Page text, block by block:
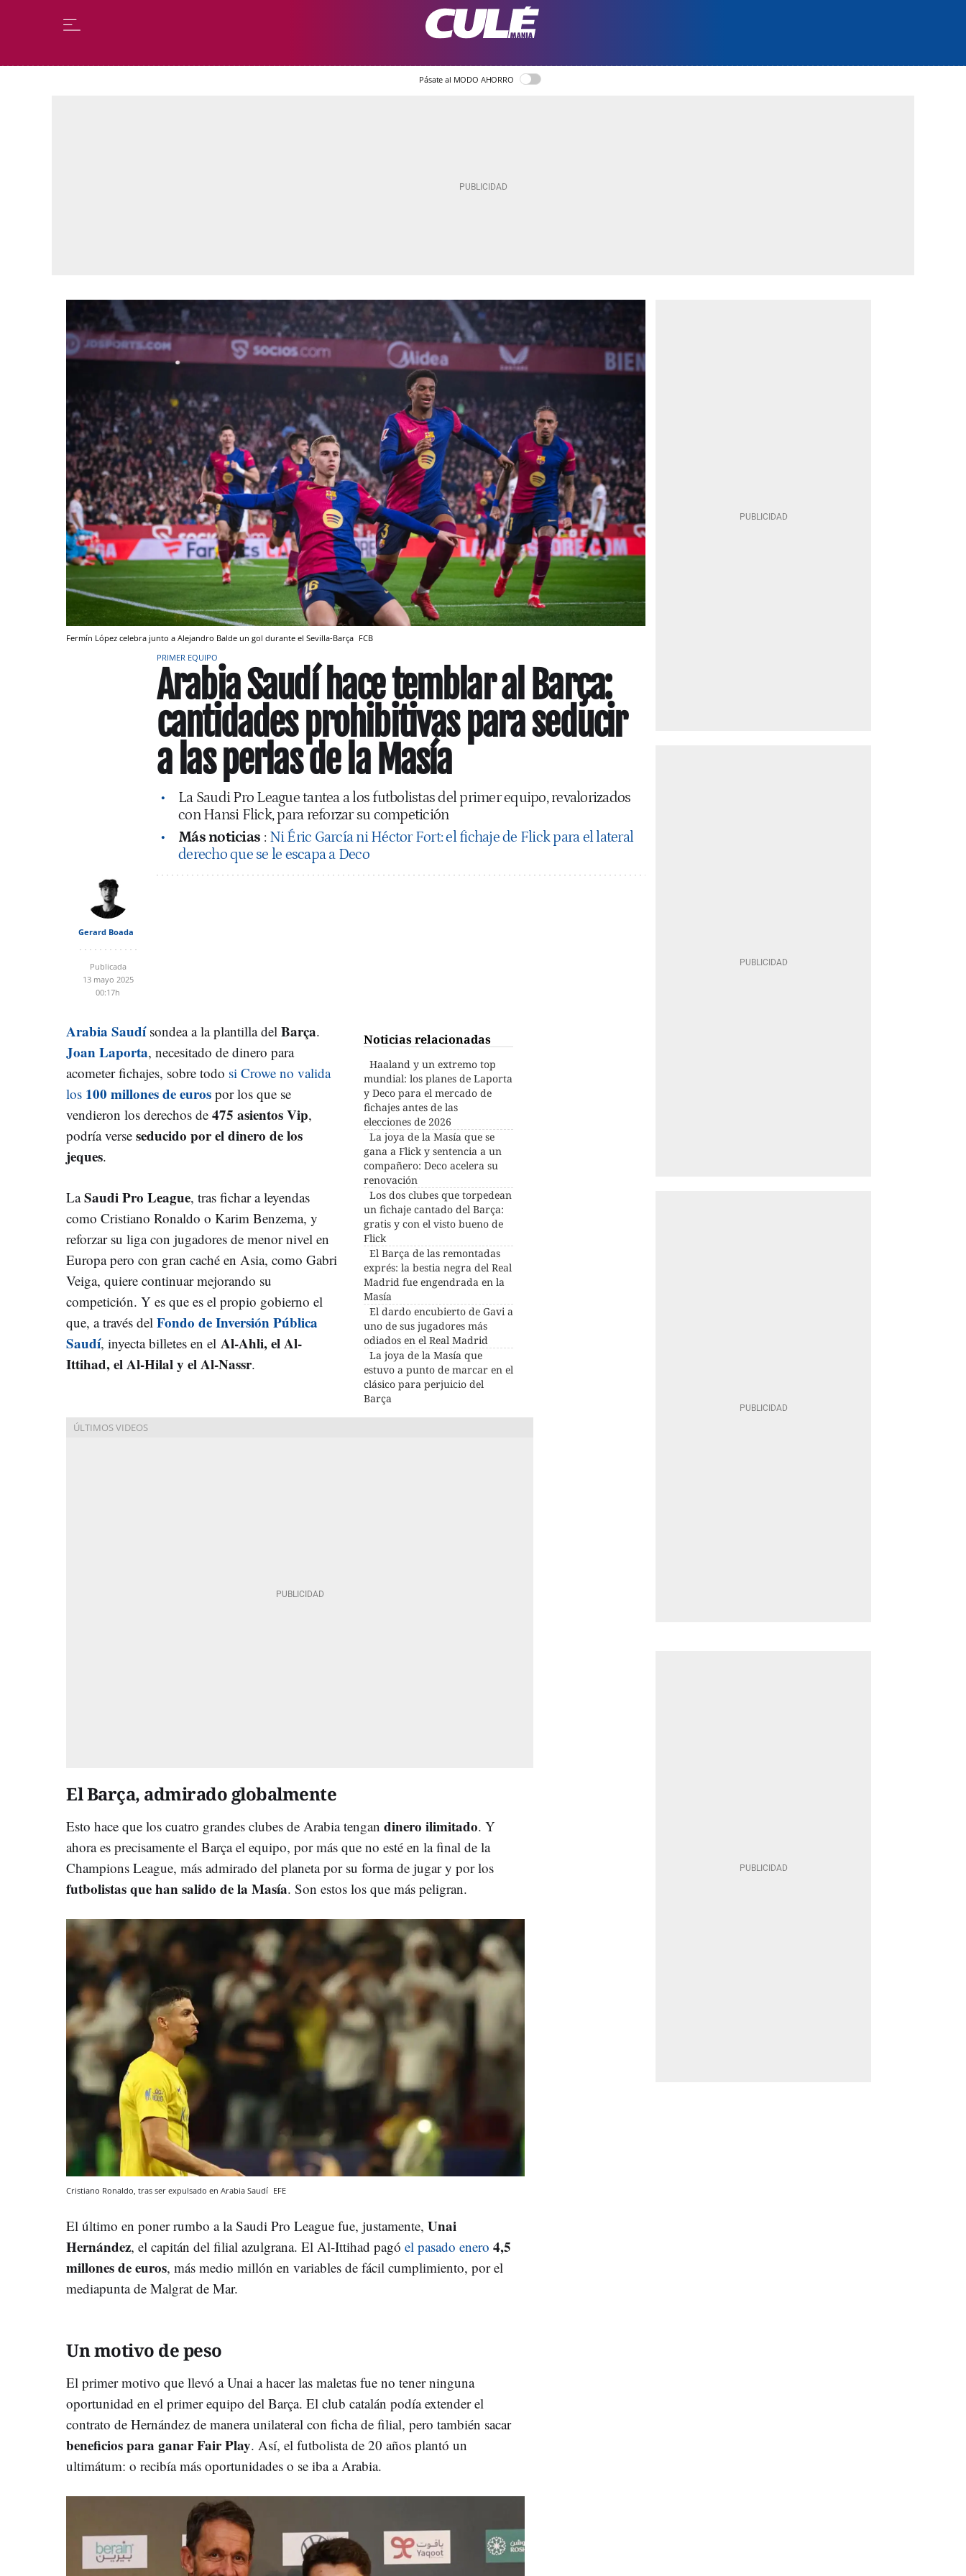
Pásate al MODO AHORRO
Fermín López celebra junto a Alejandro Balde un gol durante el Sevilla-Barça FCB
PRIMER EQUIPO
Arabia Saudí hace temblar al Barça:
cantidades prohibitivas para seducir
a las perlas de la Masía
La Saudi Pro League tantea a los futbolistas del primer equipo, revalorizados
con Hansi Flick, para reforzar su competición
Más noticias : Ni Éric García ni Héctor Fort: el fichaje de Flick para el lateral
derecho que se le escapa a Deco
Gerard Boada
Publicada
13 mayo 2025
00:17h
Noticias relacionadas
Haaland y un extremo top
mundial: los planes de Laporta
y Deco para el mercado de
fichajes antes de las
elecciones de 2026
La joya de la Masía que se
gana a Flick y sentencia a un
compañero: Deco acelera su
renovación
Los dos clubes que torpedean
un fichaje cantado del Barça:
gratis y con el visto bueno de
Flick
El Barça de las remontadas
exprés: la bestia negra del Real
Madrid fue engendrada en la
Masía
El dardo encubierto de Gavi a
uno de sus jugadores más
odiados en el Real Madrid
La joya de la Masía que
estuvo a punto de marcar en el
clásico para perjuicio del
Barça
Arabia Saudísondea a la plantilla del Barça.
Joan Laporta, necesitado de dinero para
acometer fichajes, sobre todo si Crowe no valida
los 100 millones de euros por los que se
vendieron los derechos de 475 asientos Vip,
podría verse seducido por el dinero de los
jeques.
LaSaudi Pro League, tras fichar a leyendas
como Cristiano Ronaldo o Karim Benzema, y
reforzar su liga con jugadores de menor nivel en
Europa pero con gran caché en Asia, como Gabri
Veiga, quiere continuar mejorando su
competición. Y es que es el propio gobierno el
que, a través del Fondo de Inversión Pública
Saudí, inyecta billetes en el Al-Ahli, el Al-
Ittihad, el Al-Hilal y el Al-Nassr.
El Barça, admirado globalmente
Esto hace que los cuatro grandes clubes de Arabia tengan dinero ilimitado. Y
ahora es precisamente el Barça el equipo, por más que no esté en la final de la
Champions League, más admirado del planeta por su forma de jugar y por los
futbolistas que han salido de la Masía. Son estos los que más peligran.
Cristiano Ronaldo, tras ser expulsado en Arabia Saudí EFE
El último en poner rumbo a la Saudi Pro League fue, justamente, Unai
Hernández, el capitán del filial azulgrana. El Al-Ittihad pagó el pasado enero 4,5
millones de euros, más medio millón en variables de fácil cumplimiento, por el
mediapunta de Malgrat de Mar.
Un motivo de peso
El primer motivo que llevó a Unai a hacer las maletas fue no tener ninguna
oportunidad en el primer equipo del Barça. El club catalán podía extender el
contrato de Hernández de manera unilateral con ficha de filial, pero también sacar
beneficios para ganar Fair Play. Así, el futbolista de 20 años plantó un
ultimátum: o recibía más oportunidades o se iba a Arabia.